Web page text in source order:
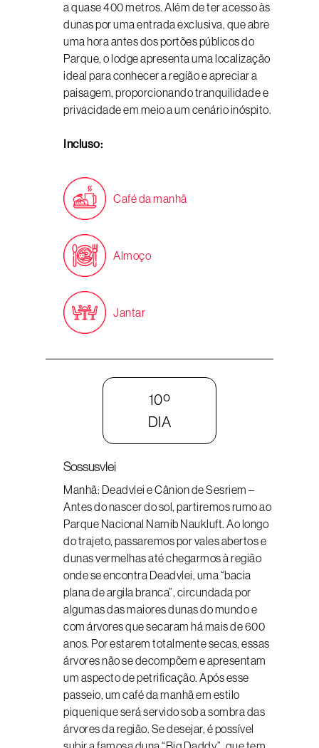
a quase 400 metros. Além de ter acesso às
dunas por uma entrada exclusiva, que abre
uma hora antes dos portões públicos do
Parque, o lodge apresenta uma localização
ideal para conhecer a região e apreciar a
paisagem, proporcionando tranquilidade e
privacidade em meio a um cenário inóspito.
Incluso:
Café da manhã
Almoço
Jantar
10º
DIA
Sossusvlei
Manhã: Deadvlei e Cânion de Sesriem –
Antes do nascer do sol, partiremos rumo ao
Parque Nacional Namib Naukluft. Ao longo
do trajeto, passaremos por vales abertos e
dunas vermelhas até chegarmos à região
onde se encontra Deadvlei, uma “bacia
plana de argila branca”, circundada por
algumas das maiores dunas do mundo e
com árvores que secaram há mais de 600
anos. Por estarem totalmente secas, essas
árvores não se decompõem e apresentam
um aspecto de petrificação. Após esse
passeio, um café da manhã em estilo
piquenique será servido sob a sombra das
árvores da região. Se desejar, é possível